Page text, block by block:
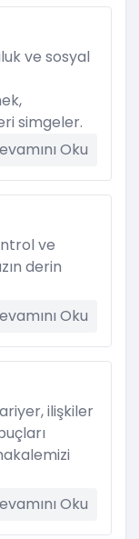
ve sosyal
simgeler.
Oku
ve
derin
Oku
ilişkiler
Oku